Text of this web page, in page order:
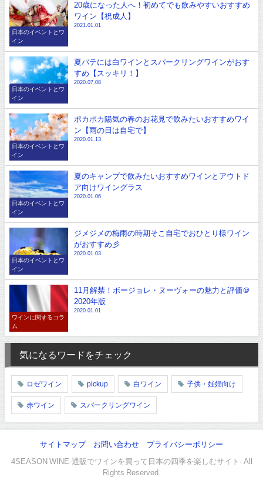
日本のイベントとワ
イン
20歳になった人へ！初めてでも飲みやすいおすすめ
ワイン【祝成人】
2021.01.01
日本のイベントとワ
イン
夏バテには白ワインとスパークリングワインがおす
すめ【スッキリ！】
2020.07.08
日本のイベントとワ
イン
ポカポカ陽気の春のお花見で飲みたいおすすめワイ
ン【雨の日は自宅で】
2020.01.13
日本のイベントとワ
イン
夏のキャンプで飲みたいおすすめワインとアウトド
ア向けワイングラス
2020.01.06
日本のイベントとワ
イン
ジメジメの梅雨の時期そこ自宅でおひとり様ワイン
がおすすめ彡
2020.01.03
ワインに関するコラ
ム
11月解禁！ボージョレ・ヌーヴォーの魅力と評価＠
2020年版
2020.01.01
気になるワードをチェック
ロゼワイン pickup 白ワイン 子供・妊婦向け
赤ワイン スパークリングワイン
サイトマップ お問い合わせ プライバシーポリシー
4SEASON WINE-通販でワインを買って日本の四季を楽しむサイト- All
Rights Reserved.